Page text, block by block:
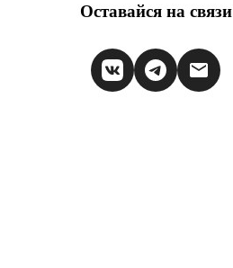
Оставайся на связи